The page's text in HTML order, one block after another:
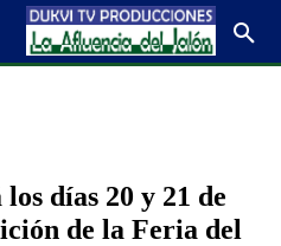
días 20 y 21 de
de la Feria del